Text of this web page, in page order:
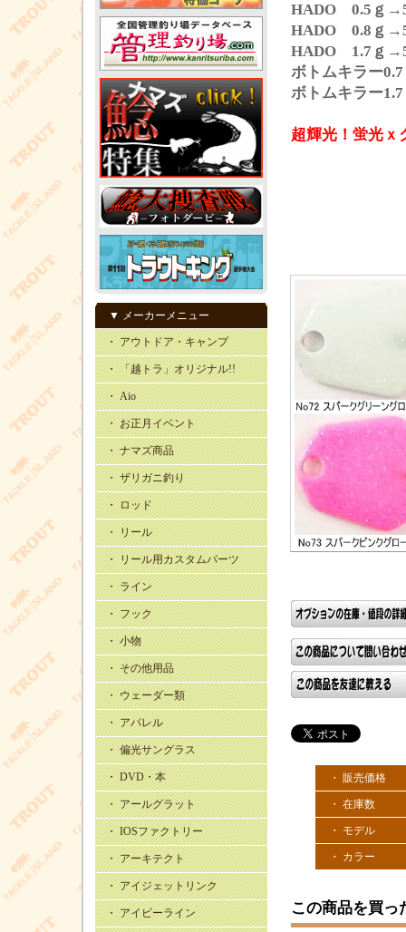
▼ メーカーメニュー
・ アウトドア・キャンプ
・ 「越トラ」オリジナル!!
・ Aio
・ お正月イベント
・ ナマズ商品
・ ザリガニ釣り
・ ロッド
・ リール
・ リール用カスタムパーツ
・ ライン
・ フック
・ 小物
・ その他用品
・ ウェーダー類
・ アパレル
・ 偏光サングラス
・ DVD・本
・ アールグラット
・ IOSファクトリー
・ アーキテクト
・ アイジェットリンク
・ アイビーライン
HADO 0.5ｇ
HADO 0.8ｇ
HADO 1.7ｇ
ボトムキラー
ボトムキラー
超輝光！蛍光ｘ
・ 販売価格
・ 在庫数
・ モデル
・ カラー
この商品を買っ